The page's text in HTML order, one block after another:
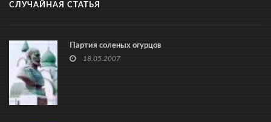
СЛУЧАЙНАЯ СТАТЬЯ
Партия соленых огурцов
18.05.2007